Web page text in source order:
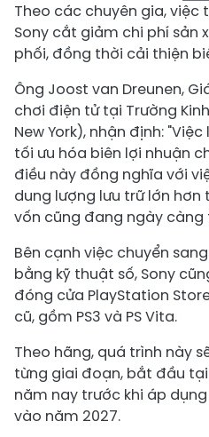
Theo các chuyên gia, việc
Sony cắt giảm chi phí sản
phối, đồng thời cải thiện
Ông Joost van Dreunen,
chơi điện tử tại Trường
New York), nhận định:
tối ưu hóa biên lợi nhuận
điều này đồng nghĩa với
dung lượng lưu trữ lớn
vốn cũng đang ngày
Bên cạnh việc chuyển
bằng kỹ thuật số, Sony
đóng cửa PlayStation
cũ, gồm PS3 và PS Vita.
Theo hãng, quá trình này
từng giai đoạn, bắt đầu
năm nay trước khi áp
vào năm 2027.